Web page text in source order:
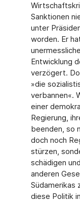
Sanktionen
unter
worden. Er
Entwicklung
verzögert.
»die
verbannen«.
einer
Regierung,
beenden, so
doch noch
stürzen,
schädigen
anderen
Südamerikas
diese Politik